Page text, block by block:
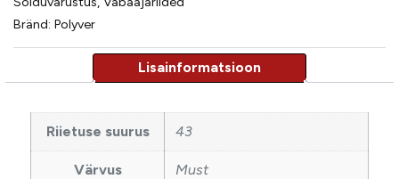
Bränd: Polyver
Riietuse suurus 43
Värvus Must